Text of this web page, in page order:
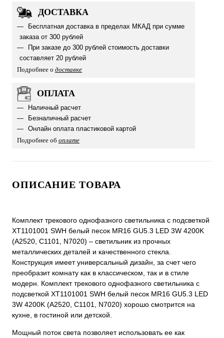
ДОСТАВКА
Бесплатная доставка в пределах МКАД при сумме
заказа от 300 рублей
При заказе до 300 рублей стоимость доставки
составляет 20 рублей
Подробнее о доставке
ОПЛАТА
Наличный расчет
Безналичный расчет
Онлайн оплата пластиковой картой
Подробнее об оплате
ОПИСАНИЕ ТОВАРА
Комплект трекового однофазного светильника с подсветкой
XT1101001 SWH белый песок MR16 GU5.3 LED 3W 4200K
(A2520, C1101, N7020) – светильник из прочных
металлических деталей и качественного стекла.
Конструкция имеет универсальный дизайн, за счет чего
преобразит комнату как в классическом, так и в стиле
модерн. Комплект трекового однофазного светильника с
подсветкой XT1101001 SWH белый песок MR16 GU5.3 LED
3W 4200K (A2520, C1101, N7020) хорошо смотрится на
кухне, в гостиной или детской.
Мощный поток света позволяет использовать ее как